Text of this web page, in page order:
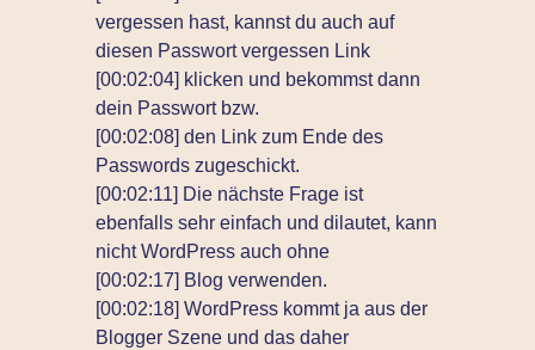
vergessen hast, kannst du auch auf
diesen Passwort vergessen Link
[00:02:04] klicken und bekommst dann
dein Passwort bzw.
[00:02:08] den Link zum Ende des
Passwords zugeschickt.
[00:02:11] Die nächste Frage ist
ebenfalls sehr einfach und dilautet, kann
nicht WordPress auch ohne
[00:02:17] Blog verwenden.
[00:02:18] WordPress kommt ja aus der
Blogger Szene und das daher